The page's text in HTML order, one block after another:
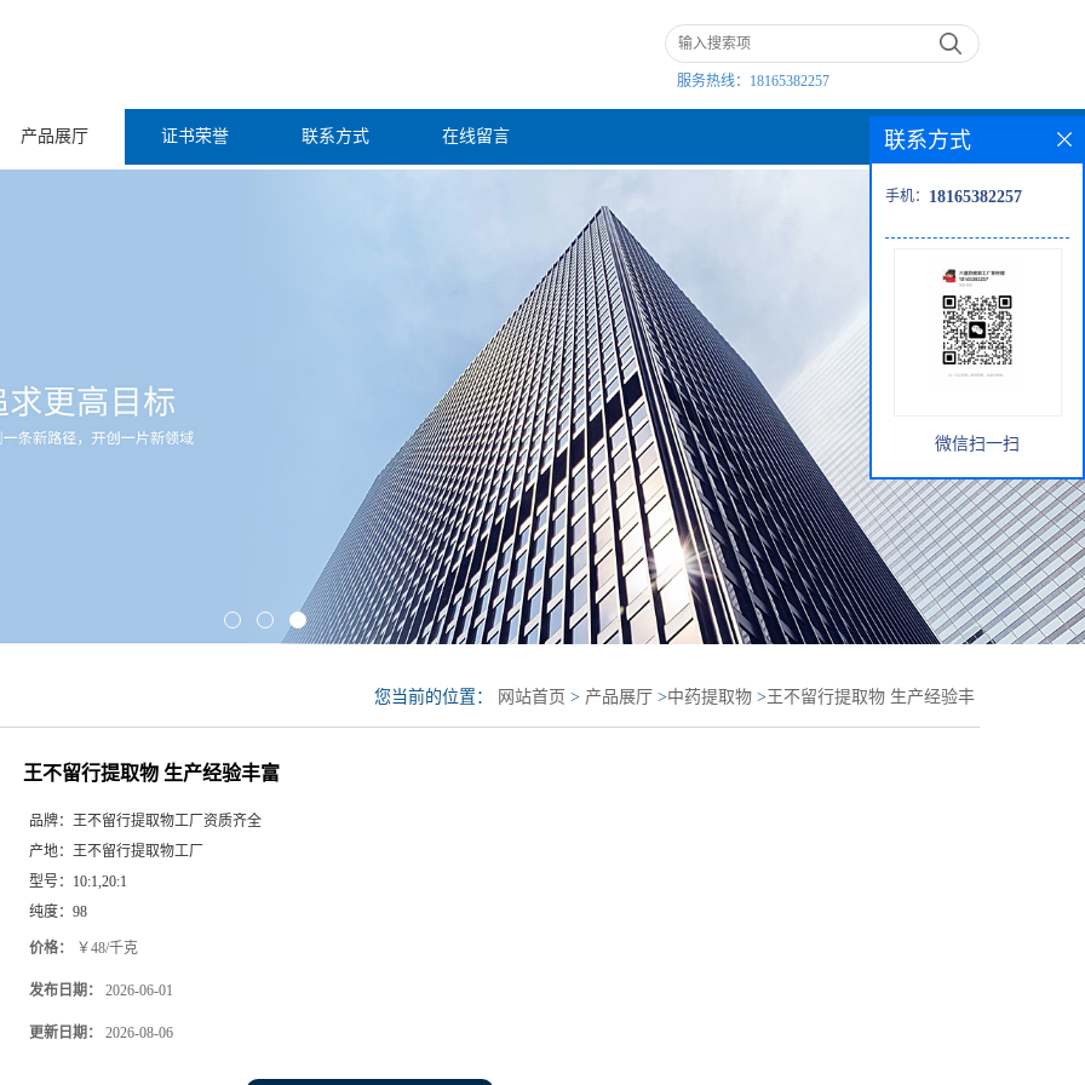
服务热线： 18165382257
产品展厅 证书荣誉 联系方式 在线留言
您当前的位置： 网站首页 > 产品展厅 >中药提取物 > 王不留行提取物 生产经验丰
王不留行提取物 生产经验丰富
品牌： 王不留行提取物工厂资质齐全
产地： 王不留行提取物工厂
型号： 10:1,20:1
纯度： 98
价格： ￥48/千克
发布日期： 2026-06-01
更新日期： 2026-08-06
联系方式
手机： 18165382257
微信扫一扫